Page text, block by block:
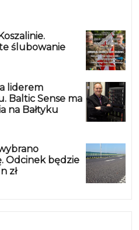
ślubowanie
liderem
Baltic Sense ma
na Bałtyku
Odcinek będzie
zł